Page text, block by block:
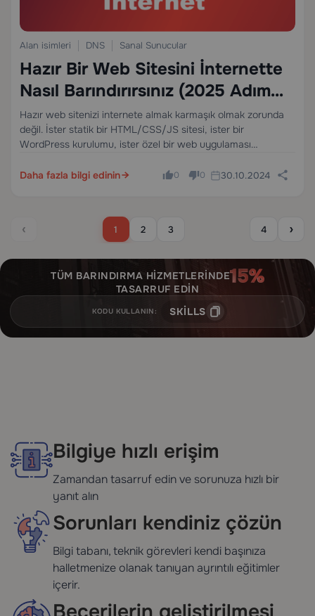
Alan isimleri DNS Sanal Sunucular
Hazır Bir Web Sitesini İnternette
Nasıl Barındırırsınız (2025 Adım
Adım Kılavuz)
Hazır web sitenizi internete almak karmaşık olmak zorunda
değil. İster statik bir HTML/CSS/JS sitesi, ister bir
WordPress kurulumu, ister özel bir web uygulaması
yönlendirir — hosting satın almaktan SSL ile güvenli HTTPS…
Daha fazla bilgi edinin 0 0 30.10.2024
‹ 1 2 3 4 ›
TÜM BARINDIRMA HIZMETLERINDE
TASARRUF EDIN
KODU KULLANIN: SKILLS
Bilgiye hızlı erişim
Zamandan tasarruf edin ve sorunuza hızlı bir
yanıt alın
Sorunları kendiniz çözün
Bilgi tabanı, teknik görevleri kendi başınıza
halletmenize olanak tanıyan ayrıntılı eğitimler
içerir.